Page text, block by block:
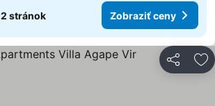
2 stránok Zobraziť ceny
Zdieľať